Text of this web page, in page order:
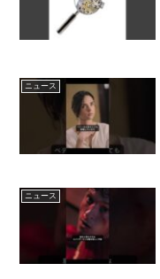
ニュース
ニュース